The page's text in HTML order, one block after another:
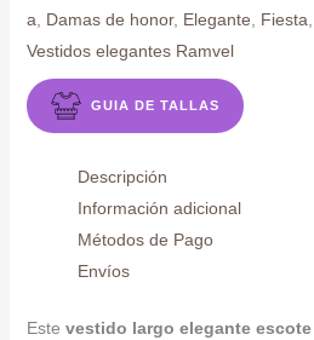
a, Damas de honor, Elegante, Fiesta,
Vestidos elegantes Ramvel
GUIA DE TALLAS
Descripción
Información adicional
Métodos de Pago
Envíos
Este vestido largo elegante escote